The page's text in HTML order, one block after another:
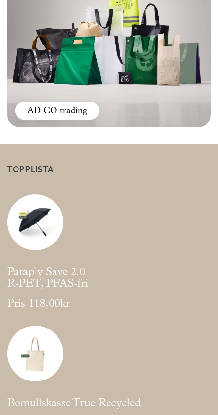
AD CO trading
TOPPLISTA
Paraply Save 2.0
R-PET, PFAS-fri
Pris 118,00kr
Bomullskasse True Recycled